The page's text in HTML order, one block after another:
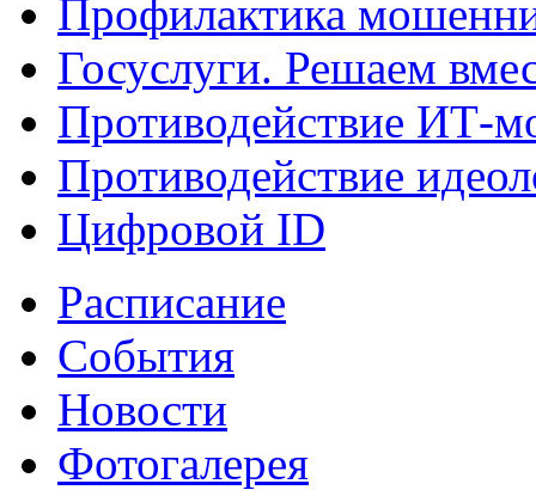
Профилактика
Госуслуги. Решаем
Противодействие ИТ-
Противодействие
Цифровой ID
Расписание
События
Новости
Фотогалерея